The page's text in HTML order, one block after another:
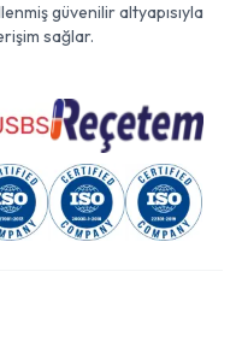
güvenilir altyapısıyla
sağlar.